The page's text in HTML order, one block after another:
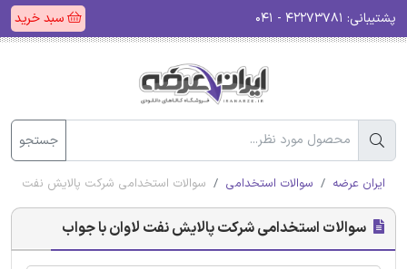
پشتیبانی: سبد خرید
جستجو
ایران عرضه سوالات استخدامی سوالات استخدامی شرکت پالایش نفت
سوالات استخدامی شرکت پالایش نفت لاوان با جواب